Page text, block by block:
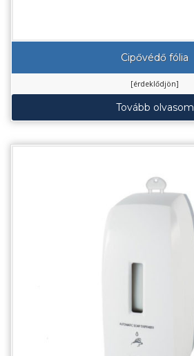
Cipővédő fólia
[érdeklődjön]
Tovább olvasom